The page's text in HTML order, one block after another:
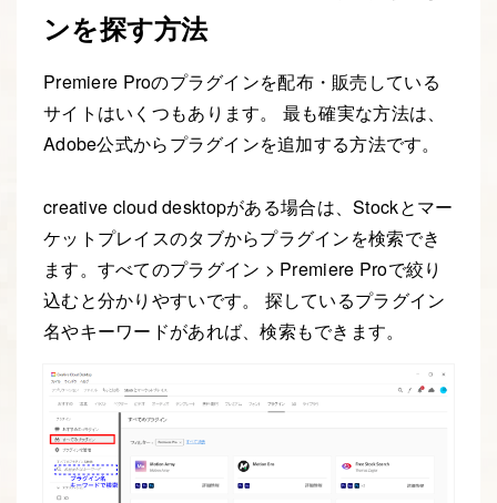
ンを探す方法
Premiere Proのプラグインを配布・販売している
サイトはいくつもあります。 最も確実な方法は、
Adobe公式からプラグインを追加する方法です。
creative cloud desktopがある場合は、Stockとマー
ケットプレイスのタブからプラグインを検索でき
ます。すべてのプラグイン > Premiere Proで絞り
込むと分かりやすいです。 探しているプラグイン
名やキーワードがあれば、検索もできます。